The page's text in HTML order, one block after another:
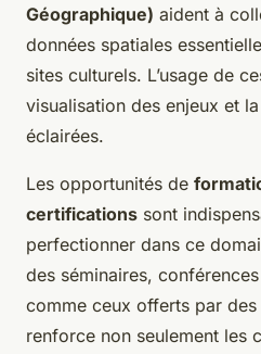
Géographique) aident à
données spatiales
sites culturels. L’usage de
visualisation des enjeux et
éclairées.
Les opportunités de
certifications sont
perfectionner dans ce
des séminaires,
comme ceux offerts par
renforce non seulement les